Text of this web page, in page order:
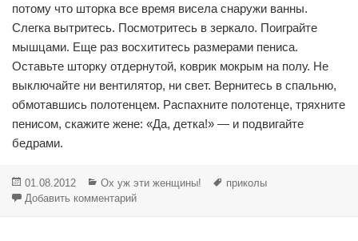
потому что шторка все время висела снаружи ванны.
Слегка вытритесь. Посмотритесь в зеркало. Поиграйте
мышцами. Еще раз восхититесь размерами пениса.
Оставьте шторку отдернутой, коврик мокрым на полу. Не
выключайте ни вентилятор, ни свет. Вернитесь в спальню,
обмотавшись полотенцем. Распахните полотенце, тряхните
пенисом, скажите жене: «Да, детка!» — и подвигайте
бедрами.
Опубликовано
01.08.2012 Рубрики
Ох уж эти женщины! Метки
приколы
Добавить комментарийк записи Инструкция по принятию душа